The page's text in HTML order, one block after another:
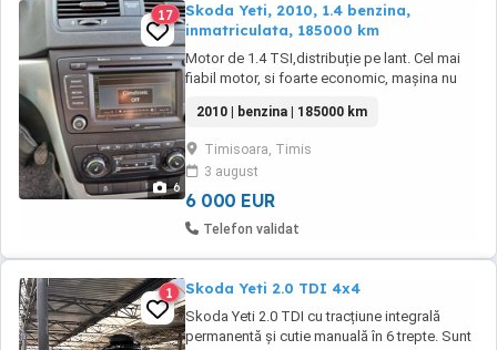
6
17
Skoda Yeti, 2010, 1.4 benzina,
inmatriculata, 185000 km
Motor de 1.4 TSI,distribuție pe lant. Cel mai
fiabil motor, si foarte economic, mașina nu
funcționeaza ireprosabil, inclusiv dublu
CLIMATRONIC, senzori parcare, navigatie, 4
geamuri electrice si restul de optiuni venite
din fabrica. Se vinde doar cu transcriere ...
2010 | benzina | 185000 km
Timisoara, Timis
3 august
6 000 EUR
Telefon validat
1 Skoda Yeti 2.0 TDI 4x4
Skoda Yeti 2.0 TDI cu tracțiune integrală
permanentă și cutie manuală în 6 trepte. Sunt